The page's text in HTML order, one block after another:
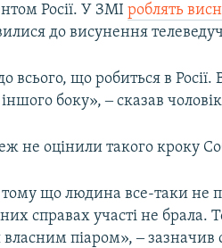
Росії. У ЗМІроблять
до висунення
всього, що робиться в Росії.
боку», ‒ сказав
не оцінили такого кроку
що людина все-таки не
справах участі не брала.
піаром», ‒ зазначив